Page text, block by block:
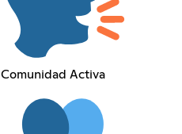
Comunidad Activa